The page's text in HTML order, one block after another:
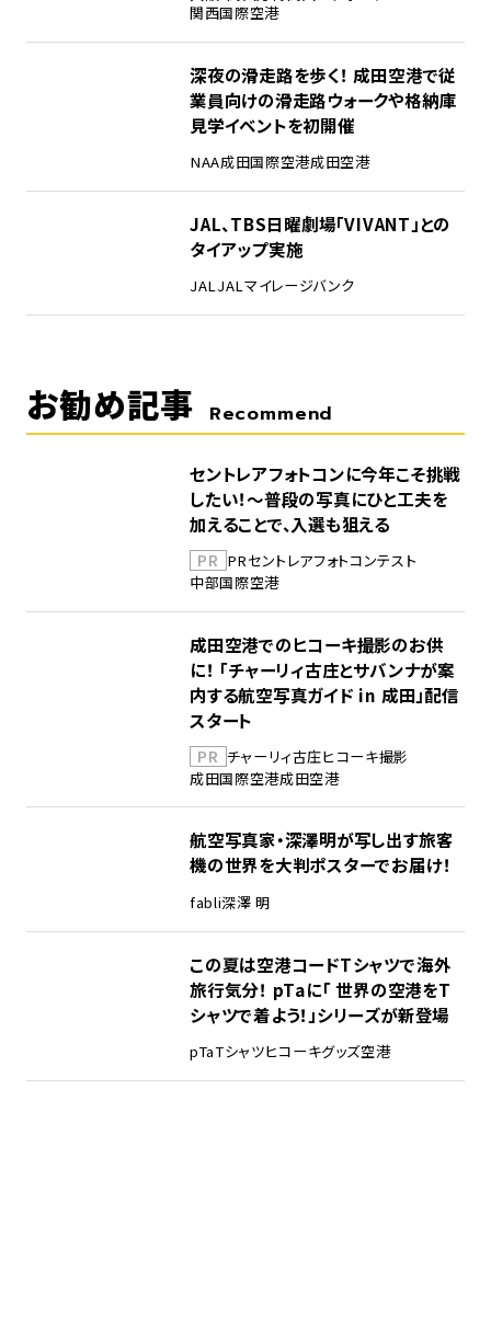
関西国際空港
深夜の滑走路を歩く！ 成田空港で従
業員向けの滑走路ウォークや格納庫
見学イベントを初開催
NAA成田国際空港成田空港
JAL、TBS日曜劇場「VIVANT」との
タイアップ実施
JALJALマイレージバンク
お勧め記事 Recommend
セントレアフォトコンに今年こそ挑戦
したい！～普段の写真にひと工夫を
加えることで、入選も狙える
PR PRセントレアフォトコンテスト
中部国際空港
成田空港でのヒコーキ撮影のお供
に！ 「チャーリィ古庄とサバンナが案
内する航空写真ガイド in 成田」配信
スタート
PR チャーリィ古庄ヒコーキ撮影
成田国際空港成田空港
航空写真家・深澤明が写し出す旅客
機の世界を大判ポスターでお届け！
fabli深澤 明
この夏は空港コードTシャツで海外
旅行気分！ pTaに「 世界の空港をT
シャツで着よう！」シリーズが新登場
pTaTシャツヒコーキグッズ空港